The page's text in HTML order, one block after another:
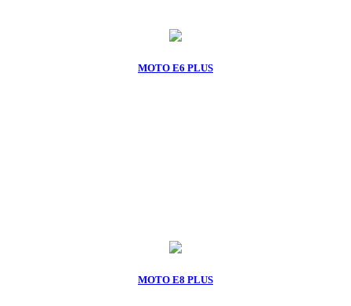
MOTO E6 PLUS
MOTO E8 PLUS